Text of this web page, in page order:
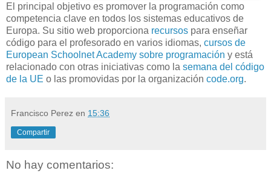
El principal objetivo es promover la programación como
competencia clave en todos los sistemas educativos de
Europa. Su sitio web proporciona recursos para enseñar
código para el profesorado en varios idiomas, cursos de
European Schoolnet Academy sobre programación y está
relacionado con otras iniciativas como la semana del código
de la UE o las promovidas por la organización code.org.
Francisco Perez en 15:36
Compartir
No hay comentarios: